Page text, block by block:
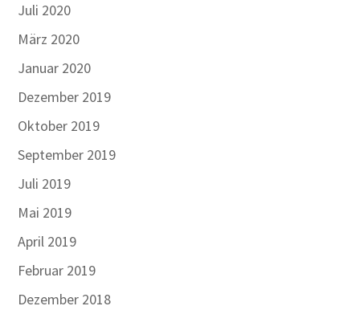
Juli 2020
März 2020
Januar 2020
Dezember 2019
Oktober 2019
September 2019
Juli 2019
Mai 2019
April 2019
Februar 2019
Dezember 2018